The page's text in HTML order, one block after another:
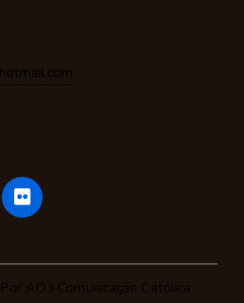
AD3 Comunicação Católica .